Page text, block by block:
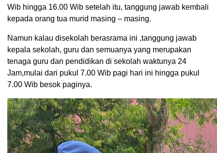
Wib hingga 16.00 Wib setelah itu, tanggung jawab kembali
kepada orang tua murid masing – masing.
Namun kalau disekolah berasrama ini ,tanggung jawab
kepala sekolah, guru dan semuanya yang merupakan
tenaga guru dan pendidikan di sekolah waktunya 24
Jam,mulai dari pukul 7.00 Wib pagi hari ini hingga pukul
7.00 Wib besok paginya.